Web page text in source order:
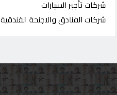
شركات تأجير السيارات
شركات الفنادق والاجنحة الفندقية